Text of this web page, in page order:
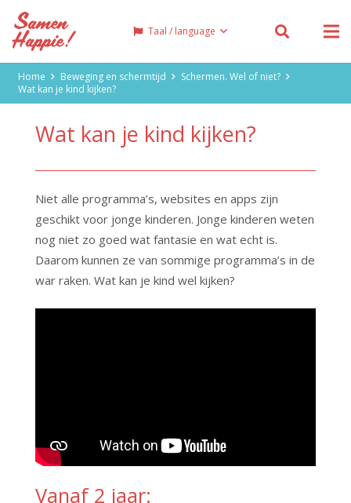
Taal / language
Home Beweging en schermtijd
Schermen. Wel of niet?
Wat kan je kind kijken?
Wat kan je kind kijken?
Niet alle programma’s, websites en apps zijn
geschikt voor jonge kinderen. Jonge kinderen weten
nog niet zo goed wat fantasie en wat echt is.
Daarom kunnen ze van sommige programma’s in de
war raken. Wat kan je kind wel kijken?
Vanaf 2 jaar: